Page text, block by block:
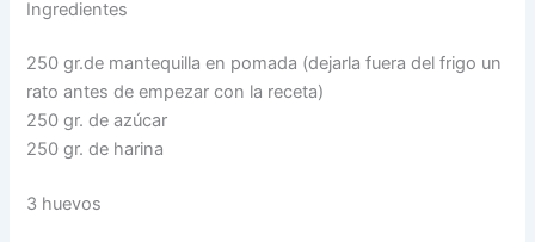
Ingredientes
250 gr.de mantequilla en pomada (dejarla fuera del frigo un
rato antes de empezar con la receta)
250 gr. de azúcar
250 gr. de harina
3 huevos